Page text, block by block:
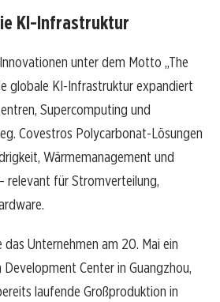
KI-Infrastruktur
unter dem Motto „The
globale KI-Infrastruktur expandiert
Supercomputing und
Covestros Polycarbonat-Lösungen
Wärmemanagement und
relevant für Stromverteilung,
Unternehmen am 20. Mai ein
Center in Guangzhou,
laufende Großproduktion in